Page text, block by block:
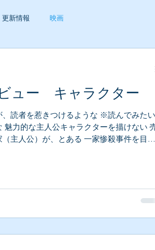
更新情報 映画
ュー キャラクター
、読者を惹きつけるような ※読んでみたい
魅力的な主人公キャラクターを描けない
主人公）が、とある 一家惨殺事件を目撃